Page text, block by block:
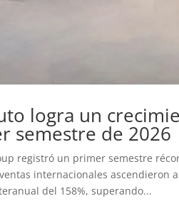
logra un
semestre de 2026
registró un primer semestre
internacionales
del 158%, superando...